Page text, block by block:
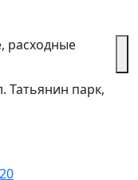
расходные
Татьянин парк,